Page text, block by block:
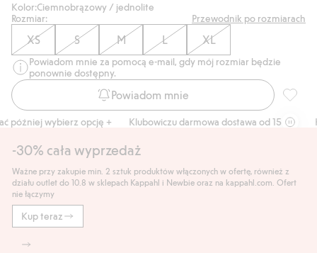
Kolor:Ciemnobrązowy / jednolite
Rozmiar:
Przewodnik po rozmiarach
XS S M L XL
Powiadom mnie za pomocą e-mail, gdy mój rozmiar będzie
ponownie dostępny.
Powiadom mnie
wybierz opcję + Klubowiczu darmowa dostawa od 150 zł
-30% cała wyprzedaż
Ważne przy zakupie min. 2 sztuk produktów włączonych w ofertę, również z
działu outlet do 10.8 w sklepach Kappahl i Newbie oraz na kappahl.com. Ofert
nie łączymy
Kup teraz